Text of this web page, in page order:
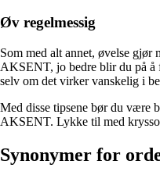
Øv regelmessig
Som med alt annet, øvelse gjør
AKSENT, jo bedre blir du på å
selv om det virker vanskelig i
Med disse tipsene bør du være
AKSENT. Lykke til med
Synonymer for